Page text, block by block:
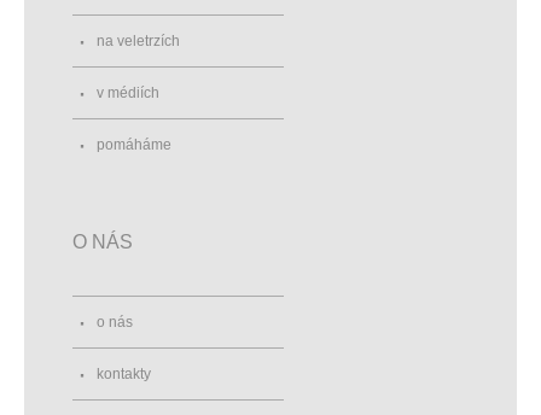
na veletrzích
v médiích
pomáháme
O NÁS
o nás
kontakty